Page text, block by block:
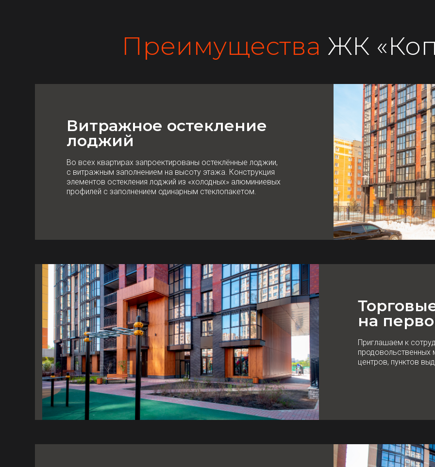
Преимущества ЖК
Витражное остекление
лоджий
Во всех квартирах запроектированы остеклённые лоджии,
с витражным заполнением на высоту этажа. Конструкция
элементов остекления лоджий из «холодных» алюминиевых
профилей с заполнением одинарным стеклопакетом.
на
Приглашаем к
продовольственных
центров, пунктов